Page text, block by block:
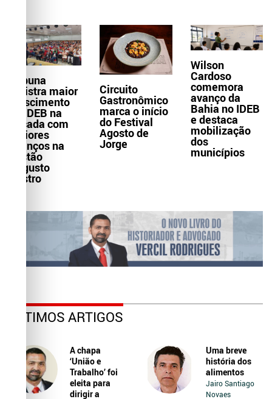
Itabuna
registra maior
crescimento
do IDEB na
década com
maiores
avanços na
gestão
Augusto
Castro
Circuito
Gastronômico
marca o início
do Festival
Agosto de
Jorge
Wilson
Cardoso
comemora
avanço da
Bahia no IDEB
e destaca
mobilização
dos
municípios
ÚLTIMOS ARTIGOS
A chapa
‘União e
Trabalho’ foi
eleita para
dirigir a
Uma breve
história dos
alimentos
Jairo Santiago
Novaes